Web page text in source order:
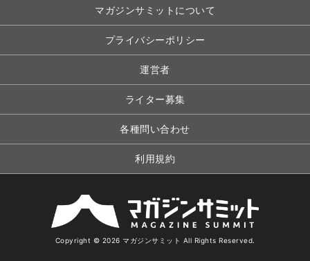
マガジンサミットについて
プライバシーポリシー
運営者
ライター募集
各種問い合わせ
利用規約
Copyright © 2026 マガジンサミット All Rights Reserved.